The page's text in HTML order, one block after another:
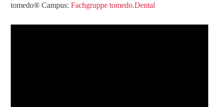
tomedo® Campus: Fachgruppe tomedo.Dental